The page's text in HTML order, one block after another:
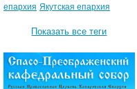
епархия Якутская епархия
Показать все теги